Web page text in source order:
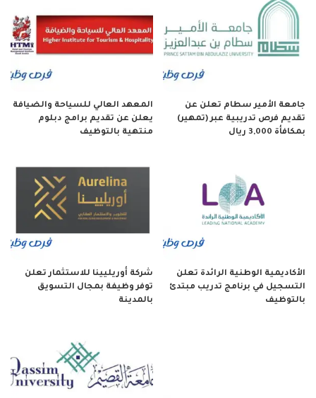
جامعة الأمير سطام تعلن عن
تقديم فرص تدريبية عبر (تمهير)
بمكافأة 3,000 ريال
المعهد العالي للسياحة والضيافة
يعلن عن تقديم برامج دبلوم
منتهية بالتوظيف
الأكاديمية الوطنية الرائدة تعلن
التسجيل في برنامج تدريب مبتدئ
بالتوظيف
شركة أوريليينا للاستثمار تعلن
توفر وظيفة بمجال التسويق
بالمدينة